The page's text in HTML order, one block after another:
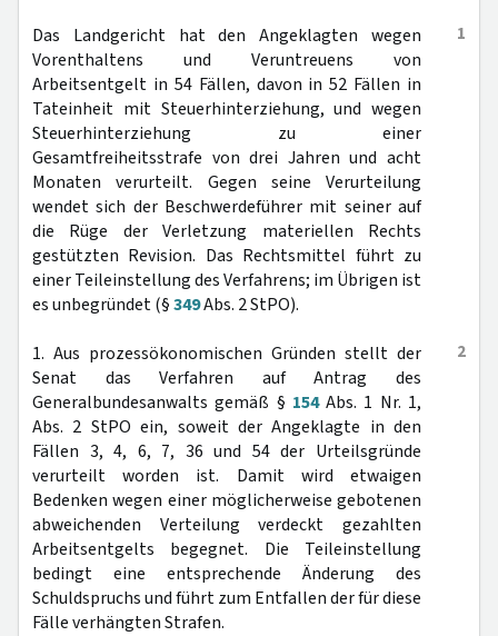
1
Das Landgericht hat den Angeklagten wegen
Vorenthaltens und Veruntreuens von
Arbeitsentgelt in 54 Fällen, davon in 52 Fällen in
Tateinheit mit Steuerhinterziehung, und wegen
Steuerhinterziehung zu einer
Gesamtfreiheitsstrafe von drei Jahren und acht
Monaten verurteilt. Gegen seine Verurteilung
wendet sich der Beschwerdeführer mit seiner auf
die Rüge der Verletzung materiellen Rechts
gestützten Revision. Das Rechtsmittel führt zu
einer Teileinstellung des Verfahrens; im Übrigen ist
es unbegründet (§349Abs. 2 StPO).
2
1. Aus prozessökonomischen Gründen stellt der
Senat das Verfahren auf Antrag des
Generalbundesanwalts gemäß § 154Abs. 1 Nr. 1,
Abs. 2 StPO ein, soweit der Angeklagte in den
Fällen 3, 4, 6, 7, 36 und 54 der Urteilsgründe
verurteilt worden ist. Damit wird etwaigen
Bedenken wegen einer möglicherweise gebotenen
abweichenden Verteilung verdeckt gezahlten
Arbeitsentgelts begegnet. Die Teileinstellung
bedingt eine entsprechende Änderung des
Schuldspruchs und führt zum Entfallen der für diese
Fälle verhängten Strafen.